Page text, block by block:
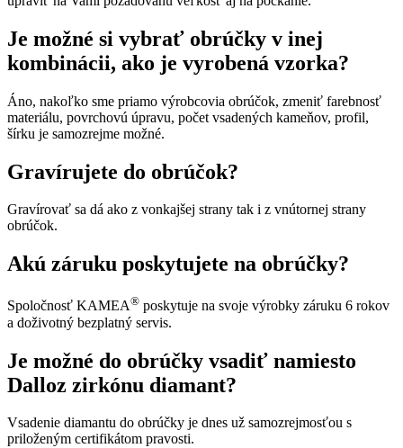
Je možné si vybrať obrúčky v inej
kombinácii, ako je vyrobená vzorka?
Áno, nakoľko sme priamo výrobcovia obrúčok, zmeniť farebnosť
materiálu, povrchovú úpravu, počet vsadených kameňov, profil,
šírku je samozrejme možné.
Gravírujete do obrúčok?
Gravírovať sa dá ako z vonkajšej strany tak i z vnútornej strany
obrúčok.
Akú záruku poskytujete na obrúčky?
Spoločnosť KAMEA® poskytuje na svoje výrobky záruku 6 rokov
a doživotný bezplatný servis.
Je možné do obrúčky vsadiť namiesto
Dalloz zirkónu diamant?
Vsadenie diamantu do obrúčky je dnes už samozrejmosťou s
priloženým certifikátom pravosti.